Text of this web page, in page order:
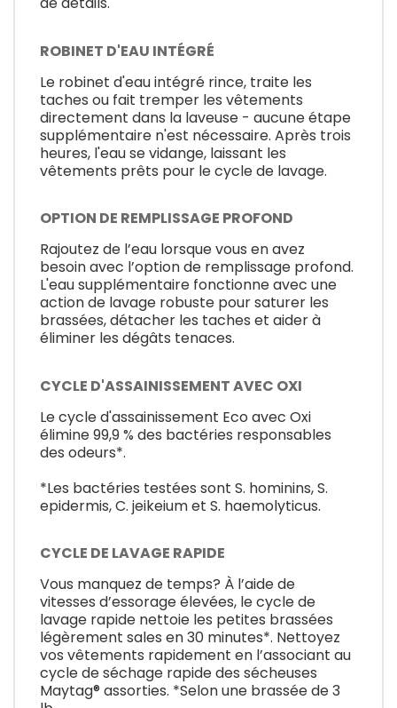
ROBINET D'EAU INTÉGRÉ
Le robinet d'eau intégré rince, traite les
taches ou fait tremper les vêtements
directement dans la laveuse - aucune étape
supplémentaire n'est nécessaire. Après trois
heures, l'eau se vidange, laissant les
vêtements prêts pour le cycle de lavage.
OPTION DE REMPLISSAGE PROFOND
Rajoutez de l’eau lorsque vous en avez
besoin avec l’option de remplissage profond.
L'eau supplémentaire fonctionne avec une
action de lavage robuste pour saturer les
brassées, détacher les taches et aider à
éliminer les dégâts tenaces.
CYCLE D'ASSAINISSEMENT AVEC OXI
Le cycle d'assainissement Eco avec Oxi
élimine 99,9 % des bactéries responsables
des odeurs*.
*Les bactéries testées sont S. hominins, S.
epidermis, C. jeikeium et S. haemolyticus.
CYCLE DE LAVAGE RAPIDE
Vous manquez de temps? À l’aide de
vitesses d’essorage élevées, le cycle de
lavage rapide nettoie les petites brassées
légèrement sales en 30 minutes*. Nettoyez
vos vêtements rapidement en l’associant au
cycle de séchage rapide des sécheuses
Maytag® assorties. *Selon une brassée de 3